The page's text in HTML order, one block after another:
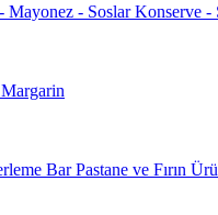
Mayonez - SoslarKonserve -
Margarin
BarPastane ve Fırın